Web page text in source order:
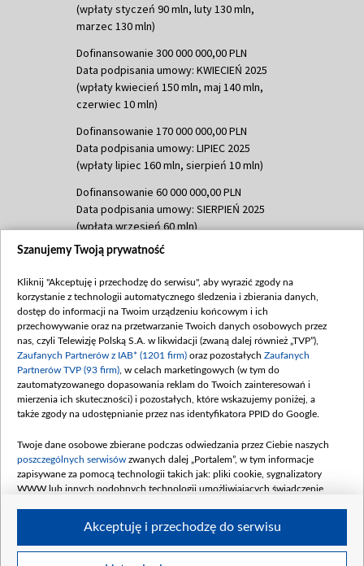
(wpłaty styczeń 90 mln, luty 130 mln,
marzec 130 mln)
Dofinansowanie 300 000 000,00 PLN
Data podpisania umowy: KWIECIEŃ 2025
(wpłaty kwiecień 150 mln, maj 140 mln,
czerwiec 10 mln)
Dofinansowanie 170 000 000,00 PLN
Data podpisania umowy: LIPIEC 2025
(wpłaty lipiec 160 mln, sierpień 10 mln)
Dofinansowanie 60 000 000,00 PLN
Data podpisania umowy: SIERPIEŃ 2025
(wpłata wrzesień 60 mln)
Dofinansowanie 635 783 051,21 PLN
(wpłata wrzesień 100 mln, październik 350
mln, listopad 265 mln)
Dofinansowanie 48 862 000,00 PLN
Data podpisania umowy: GRUDZIEŃ 2025
(wpłata grudzień 60,548 mln)
Dofinansowanie 900 000 000,00 PLN
Data podpisania umowy: LUTY 2026 (wpłata
kwiecień 180 mln, 7 maja 180 mln, 8
czerwca 90 mln)
Dofinansowanie 250 000 000,00 PLN
4 sierpnia 250 mln
Szanujemy Twoją prywatność
Kliknij "Akceptuję i przechodzę do serwisu", aby wyrazić zgody na
korzystanie z technologii automatycznego śledzenia i zbierania danych,
dostęp do informacji na Twoim urządzeniu końcowym i ich
przechowywanie oraz na przetwarzanie Twoich danych osobowych przez
nas, czyli Telewizję Polską S.A. w likwidacji (zwaną dalej również „TVP”),
Zaufanych Partnerów z IAB* (1201 firm) oraz pozostałych Zaufanych
Partnerów TVP (93 firm) , w celach marketingowych (w tym do
zautomatyzowanego dopasowania reklam do Twoich zainteresowań i
mierzenia ich skuteczności) i pozostałych, które wskazujemy poniżej, a
także zgody na udostępnianie przez nas identyfikatora PPID do Google.
Twoje dane osobowe zbierane podczas odwiedzania przez Ciebie naszych
poszczególnych serwisów zwanych dalej „Portalem”, w tym informacje
zapisywane za pomocą technologii takich jak: pliki cookie, sygnalizatory
WWW lub innych podobnych technologii umożliwiających świadczenie
Twoje dane osobowe zbierane podczas odwiedzania przez Ciebie
Akceptuję i przechodzę do serwisu